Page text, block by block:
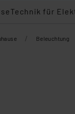
Technik für
/ Beleuchtung